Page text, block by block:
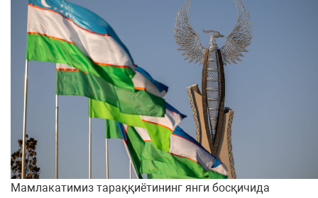
Мамлакатимиз тараққиётининг янги босқичида